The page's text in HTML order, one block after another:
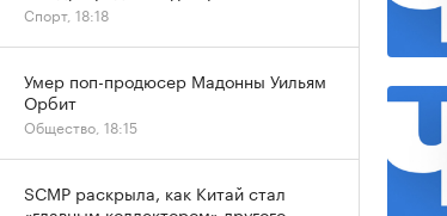
Спорт, 18:18
Умер поп-продюсер Мадонны Уильям
Орбит
Общество, 18:15
SCMP раскрыла, как Китай стал